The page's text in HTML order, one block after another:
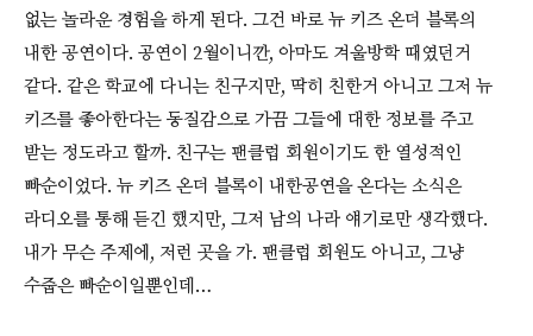
없는 놀라운 경험을 하게 된다. 그건 바로 뉴 키즈 온더 블록의
내한 공연이다. 공연이 2월이니깐, 아마도 겨울방학 때였던거
같다. 같은 학교에 다니는 친구지만, 딱히 친한거 아니고 그저 뉴
키즈를 좋아한다는 동질감으로 가끔 그들에 대한 정보를 주고
받는 정도라고 할까. 친구는 팬클럽 회원이기도 한 열성적인
빠순이었다. 뉴 키즈 온더 블록이 내한공연을 온다는 소식은
라디오를 통해 듣긴 했지만, 그저 남의 나라 얘기로만 생각했다.
내가 무슨 주제에, 저런 곳을 가. 팬클럽 회원도 아니고, 그냥
수줍은 빠순이일뿐인데…